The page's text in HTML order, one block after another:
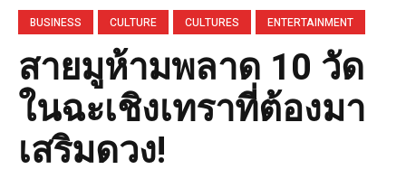
BUSINESS CULTURE CULTURES ENTERTAINMENT
สายมูห้ามพลาด 10 วัด
ในฉะเชิงเทราที่ต้องมา
เสริมดวง!